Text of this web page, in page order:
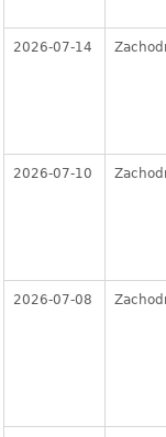
2026-07-14
2026-07-10
2026-07-08